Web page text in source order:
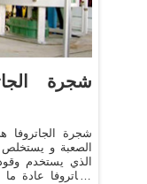
شجرة
شجرة الجاتروفا
الصعبة و يستخلص
الذي يستخدم
الجاتروفا عادة